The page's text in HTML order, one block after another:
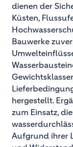
dienen der
Küsten,
Bauwerke
hergestellt.
zum Einsatz,
Aufgrund ihrer